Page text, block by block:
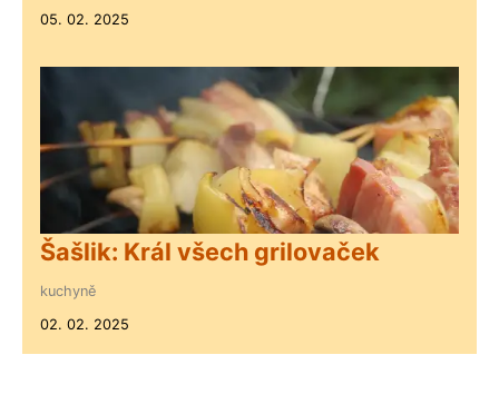
05. 02. 2025
Šašlik: Král všech grilovaček
kuchyně
02. 02. 2025